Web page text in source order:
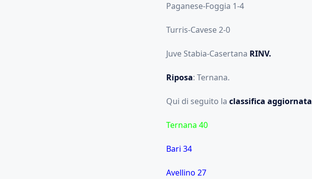
Paganese-Foggia 1-4
Turris-Cavese 2-0
Juve Stabia-Casertana RINV.
Riposa: Ternana.
Qui di seguito la classifica aggiornata
Ternana 40
Bari 34
Avellino 27